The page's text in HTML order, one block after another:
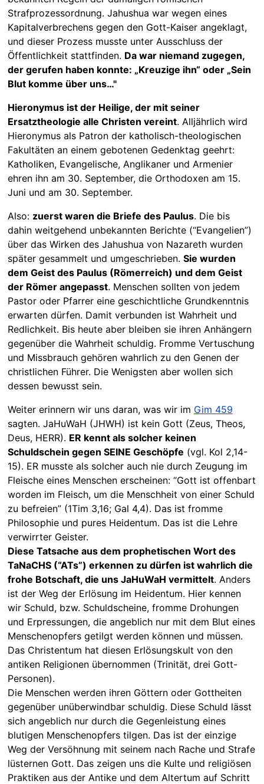
Strafprozessordnung. Jahushua war wegen eines
Kapitalverbrechens gegen den Gott-Kaiser angeklagt,
und dieser Prozess musste unter Ausschluss der
Öffentlichkeit stattfinden. Da war niemand zugegen,
der gerufen haben konnte: „Kreuzige ihn“ oder „Sein
Blut komme über uns…"
Hieronymus ist der Heilige, der mit seiner
Ersatztheologie alle Christen vereint. Alljährlich wird
Hieronymus als Patron der katholisch-theologischen
Fakultäten an einem gebotenen Gedenktag geehrt:
Katholiken, Evangelische, Anglikaner und Armenier
ehren ihn am 30. September, die Orthodoxen am 15.
Juni und am 30. September.
Also: zuerst waren die Briefe des Paulus. Die bis
dahin weitgehend unbekannten Berichte (“Evangelien”)
über das Wirken des Jahushua von Nazareth wurden
später gesammelt und umgeschrieben. Sie wurden
dem Geist des Paulus (Römerreich) und dem Geist
der Römer angepasst. Menschen sollten von jedem
Pastor oder Pfarrer eine geschichtliche Grundkenntnis
erwarten dürfen. Damit verbunden ist Wahrheit und
Redlichkeit. Bis heute aber bleiben sie ihren Anhängern
gegenüber die Wahrheit schuldig. Fromme Vertuschung
und Missbrauch gehören wahrlich zu den Genen der
christlichen Führer. Die Wenigsten aber wollen sich
dessen bewusst sein.
Weiter erinnern wir uns daran, was wir im Gim 459
sagten. JaHuWaH (JHWH) ist kein Gott (Zeus, Theos,
Deus, HERR). ER kennt als solcher keinen
Schuldschein gegen SEINE Geschöpfe (vgl. Kol 2,14-
15). ER musste als solcher auch nie durch Zeugung im
Fleische eines Menschen erscheinen: “Gott ist offenbart
worden im Fleisch, um die Menschheit von einer Schuld
zu befreien” (1Tim 3,16; Gal 4,4). Das ist fromme
Philosophie und pures Heidentum. Das ist die Lehre
verwirrter Geister.
Diese Tatsache aus dem prophetischen Wort des
TaNaCHS (“ATs”) erkennen zu dürfen ist wahrlich die
frohe Botschaft, die uns JaHuWaH vermittelt. Anders
ist der Weg der Erlösung im Heidentum. Hier kennen
wir Schuld, bzw. Schuldscheine, fromme Drohungen
und Erpressungen, die angeblich nur mit dem Blut eines
Menschenopfers getilgt werden können und müssen.
Das Christentum hat diesen Erlösungskult von den
antiken Religionen übernommen (Trinität, drei Gott-
Personen).
Die Menschen werden ihren Göttern oder Gottheiten
gegenüber unüberwindbar schuldig. Diese Schuld lässt
sich angeblich nur durch die Gegenleistung eines
blutigen Menschenopfers tilgen. Das ist der einzige
Weg der Versöhnung mit seinem nach Rache und Strafe
lüsternen Gott. Das zeigen uns die Kulte und religiösen
Praktiken aus der Antike und dem Altertum auf Schritt